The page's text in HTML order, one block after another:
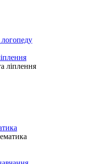
логопеду
ліплення